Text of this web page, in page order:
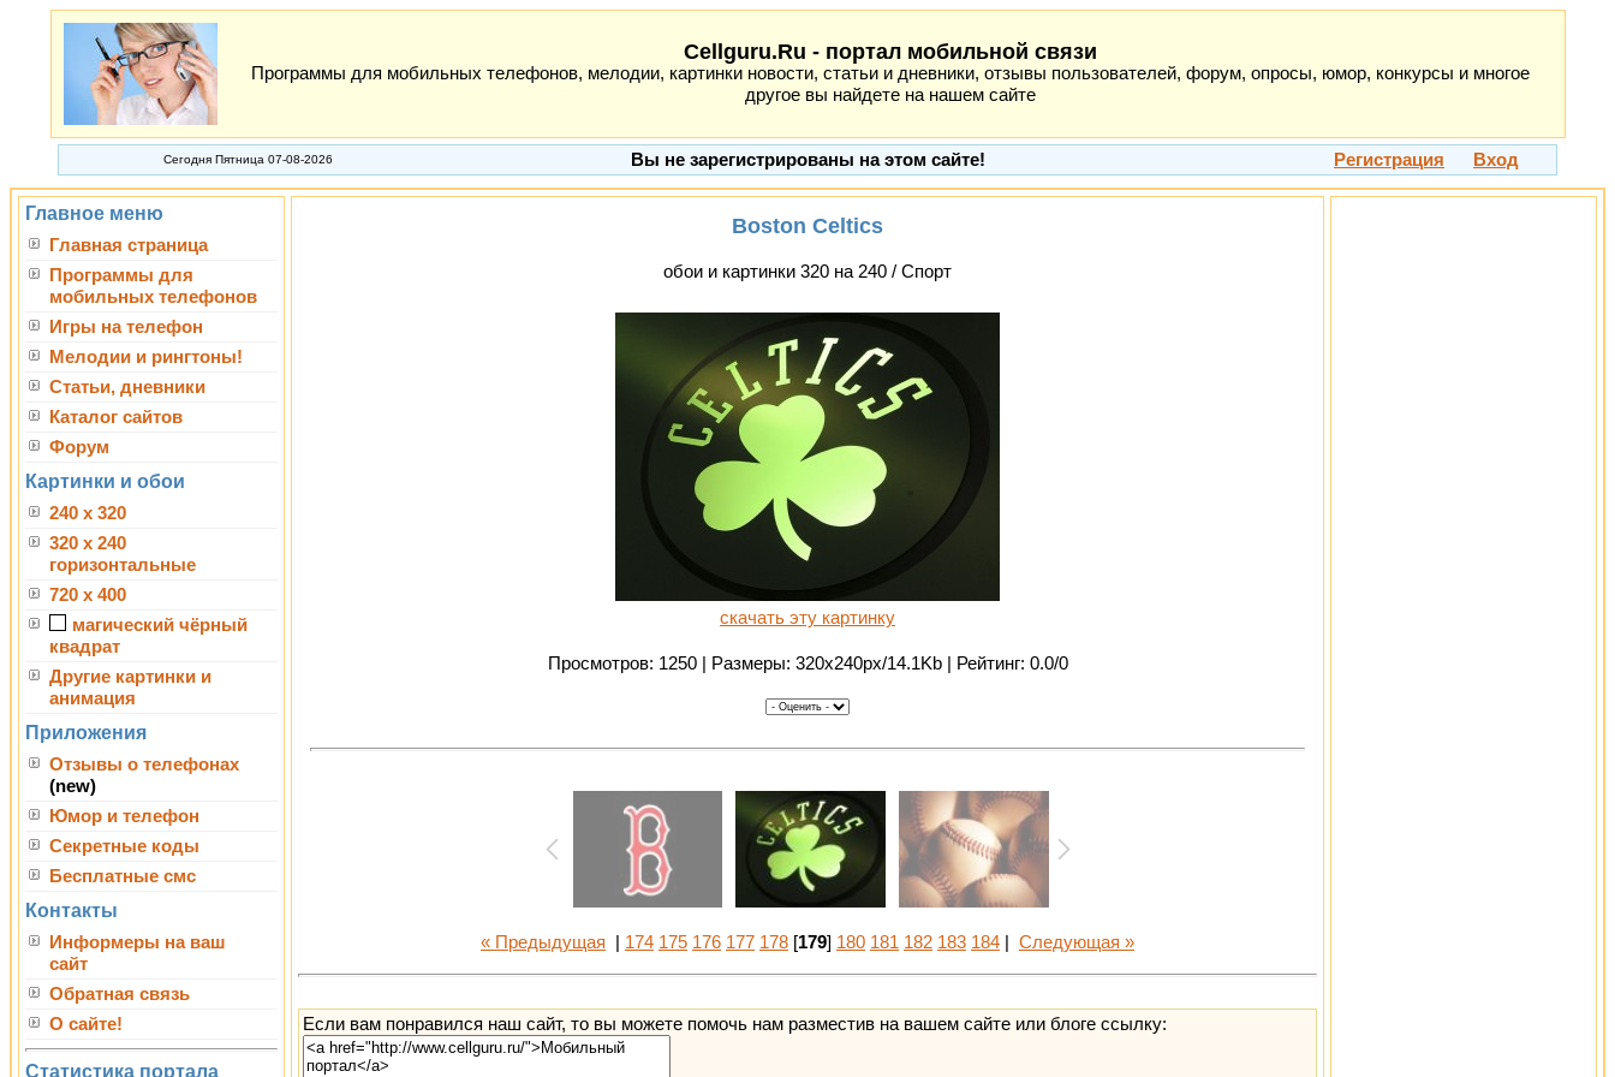
Cellguru.Ru - портал мобильной связи
Программы для мобильных телефонов, мелодии, картинки новости, статьи и дневники, отзывы пользователей, форум, опросы, юмор, конкурсы и многое
другое вы найдете на нашем сайте
Сегодня Пятница 07-08-2026 Вы не зарегистрированы на этом сайте! Регистрация Вход
Главное меню
Главная страница
Программы для
мобильных телефонов
Игры на телефон
Мелодии и рингтоны!
Статьи, дневники
Каталог сайтов
Форум
Картинки и обои
240 x 320
320 x 240
горизонтальные
720 x 400
магический чёрный
квадрат
Другие картинки и
анимация
Приложения
Отзывы о телефонах
(new)
Юмор и телефон
Секретные коды
Бесплатные смс
Контакты
Информеры на ваш
сайт
Обратная связь
О сайте!
Статистика портала
Boston Celtics
обои и картинки 320 на 240 / Спорт
скачать эту картинку
Просмотров: 1250 | Размеры: 320x240px/14.1Kb | Рейтинг: 0.0/0
« Предыдущая 174 175 176 177 178 [179] 180 181 182 183 184 Следующая »
Если вам понравился наш сайт, то вы можете помочь нам разместив на вашем сайте или блоге ссылку: